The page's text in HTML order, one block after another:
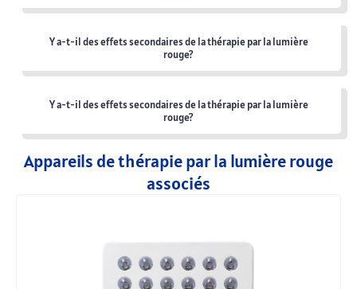
Y a-t-il des effets secondaires de la thérapie par la lumière
rouge?
Y a-t-il des effets secondaires de la thérapie par la lumière
rouge?
Appareils de thérapie par la lumière rouge
associés